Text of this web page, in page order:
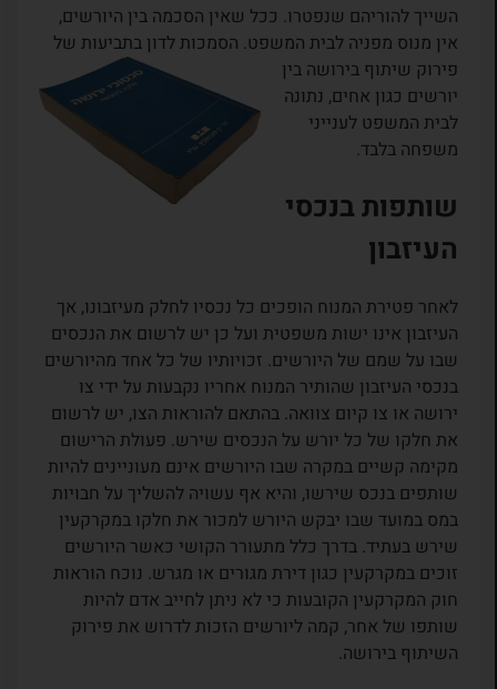
השייך להוריהם שנפטרו. ככל שאין הסכמה בין היורשים,
אין מנוס מפניה לבית המשפט. הסמכות לדון בתביעות של
פירוק שיתוף בירושה בין
יורשים כגון אחים, נתונה
לבית המשפט לענייני
משפחה בלבד.
שותפות בנכסי
העיזבון
לאחר פטירת המנוח הופכים כל נכסיו לחלק מעיזבונו, אך
העיזבון אינו ישות משפטית ועל כן יש לרשום את הנכסים
שבו על שמם של היורשים. זכויותיו של כל אחד מהיורשים
בנכסי העיזבון שהותיר המנוח אחריו נקבעות על ידי צו
ירושה או צו קיום צוואה. בהתאם להוראות הצו, יש לרשום
את חלקו של כל יורש על הנכסים שירש. פעולת הרישום
מקימה קשיים במקרה שבו היורשים אינם מעוניינים להיות
שותפים בנכס שירשו, והיא אף עשויה להשליך על חבויות
במס במועד שבו יבקש היורש למכור את חלקו במקרקעין
שירש בעתיד. בדרך כלל מתעורר הקושי כאשר היורשים
זוכים במקרקעין כגון דירת מגורים או מגרש. נוכח הוראות
חוק המקרקעין הקובעות כי לא ניתן לחייב אדם להיות
שותפו של אחר, קמה ליורשים הזכות לדרוש את פירוק
השיתוף בירושה.